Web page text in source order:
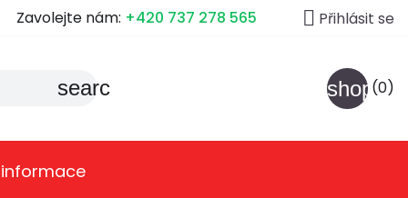
Zavolejte nám: +420 737 278 565  Přihlásit se
search (0)